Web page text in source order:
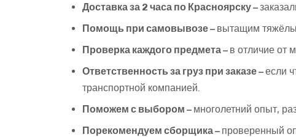
Доставка за 2 часа по Красноярску –
Помощь при самовывозе – вытащим
Проверка каждого предмета – в отличие от
Ответственность за груз при заказе –если
транспортной компанией.
Поможем с выбором – многолетний опыт,
Порекомендуем сборщика – проверенный